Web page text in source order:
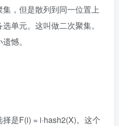
，但是散列到同一位置上
单元。这叫做二次聚集。
憾。
是F(i) = i·hash2(X)。这个